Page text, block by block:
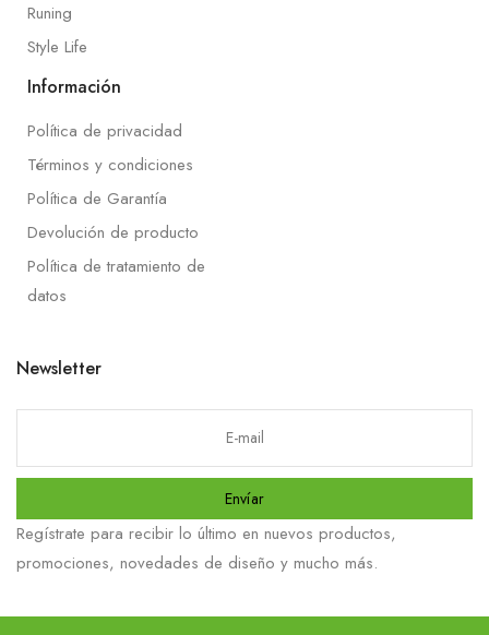
Runing
Style Life
Información
Política de privacidad
Términos y condiciones
Política de Garantía
Devolución de producto
Política de tratamiento de
datos
Newsletter
Envíar
Regístrate para recibir lo último en nuevos productos,
promociones, novedades de diseño y mucho más.